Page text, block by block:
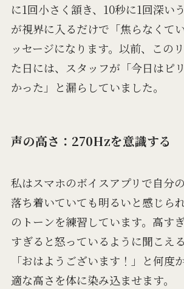
に1回小さく頷き、10秒に1回深い
が視界に入るだけで「焦らなくて
ッセージになります。以前、この
た日には、スタッフが「今日はピ
かった」と漏らしていました。
声の高さ：270Hzを意識する
私はスマホのボイスアプリで自分の
落ち着いていても明るいと感じら
のトーンを練習しています。高す
すぎると怒っているように聞こえ
「おはようございます！」と何度
適な高さを体に染み込ませます。